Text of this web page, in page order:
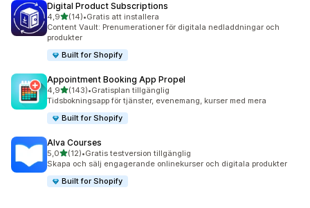
Digital Product Subscriptions
4,9av 5 stjärnor
(14)
14 recensioner totalt
•Gratis att installera
Content Vault: Prenumerationer för digitala nedladdningar och
produkter
Built for Shopify
Appointment Booking App Propel
4,9av 5 stjärnor
(143)
143 recensioner totalt
•Gratisplan tillgänglig
Tidsbokningsapp för tjänster, evenemang, kurser med mera
Built for Shopify
Alva Courses
5,0av 5 stjärnor
(12)
12 recensioner totalt
•Gratis testversion tillgänglig
Skapa och sälj engagerande onlinekurser och digitala produkter
Built for Shopify